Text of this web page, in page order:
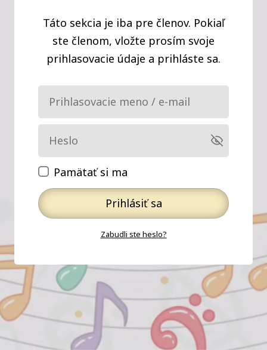
Táto sekcia je iba pre členov. Pokiaľ
ste členom, vložte prosím svoje
prihlasovacie údaje a prihláste sa.
Pamätať si ma
Prihlásiť sa
Zabudli ste heslo?